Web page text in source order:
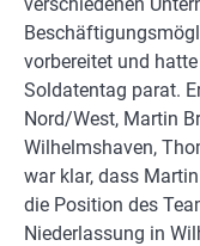
vorbereitet und
Soldatentag parat.
Nord/West, Martin
Wilhelmshaven,
war klar, dass
die Position des
Niederlassung in